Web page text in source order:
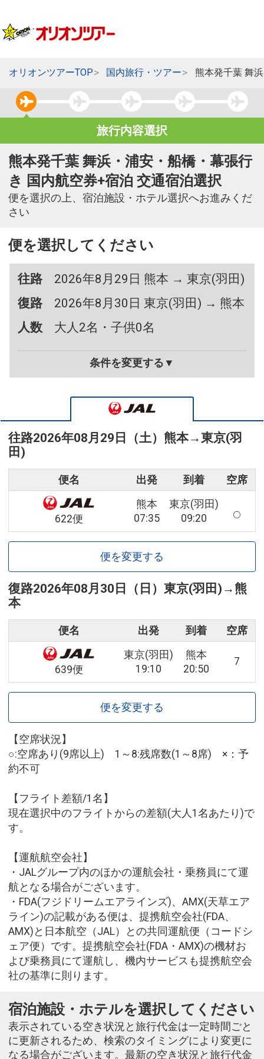
オリオンツアーTOP 国内旅行・ツアー 熊本発千葉 舞
旅行内容選択
熊本発千葉 舞浜・浦安・船橋・幕張行
き 国内航空券+宿泊 交通宿泊選択
便を選択の上、宿泊施設・ホテル選択へお進みくだ
さい
便を選択してください
往路
2026年8月29日 熊本 → 東京(羽田)
復路
2026年8月30日 東京(羽田) → 熊本
人数
大人2名・子供0名
条件を変更する▼
往路2026年08月29日（土） 熊本→東京(羽
田)
便名 出発 到着 空席
622便
熊本
07:35
東京(羽田)
09:20
便を変更する
復路2026年08月30日（日） 東京(羽田) → 熊
本
便名 出発 到着 空席
639便
東京(羽田)
19:10
熊本
20:50
7
便を変更する
【空席状況】
○:空席あり(9席以上) 1～8:残席数(1～8席) ×：予
約不可
【フライト差額/1名】
現在選択中のフライトからの差額(大人1名あたり)で
す。
【運航航空会社】
・JALグループ内のほかの運航会社・乗務員にて運
航となる場合がございます。
・FDA(フジドリームエアラインズ)、AMX(天草エア
ライン)の記載がある便は、提携航空会社(FDA、
AMX)と日本航空（JAL）との共同運航便（コードシ
ェア便）です。提携航空会社(FDA・AMX)の機材お
よび乗務員にて運航し、機内サービスも提携航空会
社の基準に則ります。
宿泊施設・ホテルを選択してください
表示されている空き状況と旅行代金は一定時間ごと
に更新されるため、検索のタイミングにより変更に
なる場合がございます。最新の空き状況と旅行代金